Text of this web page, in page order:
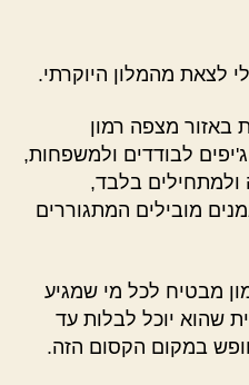
לצאת מהמלון היוקרתי.
באזור מצפה רמון
ג'יפים לבודדים ולמשפחות,
ולמתחילים בלבד,
מובילים המתגוררים
מבטיח לכל מי שמגיע
שהוא יוכל לבלות עד
במקום הקסום הזה.